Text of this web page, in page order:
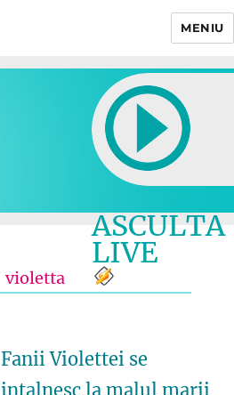
MENIU
ASCULTA
LIVE
violetta
Fanii Violettei se
intalnesc la malul marii